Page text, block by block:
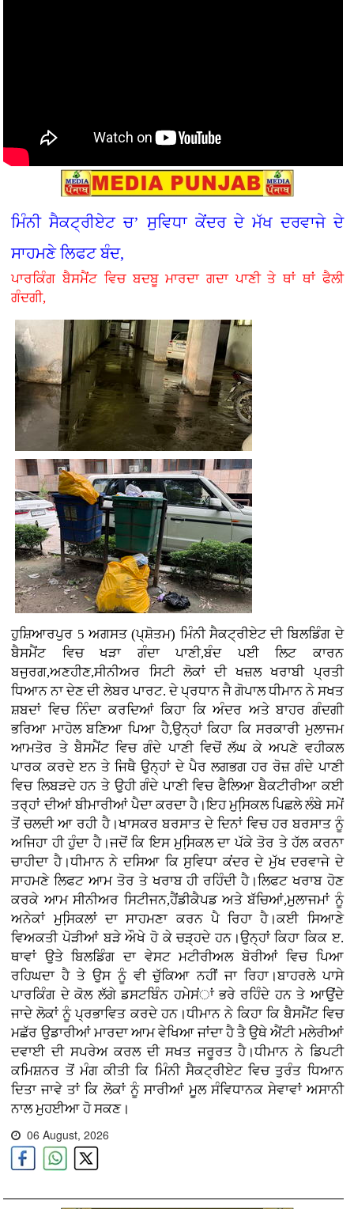
ਮਿੰਨੀ ਸੈਕਟ੍ਰੀਏਟ ਚ’ ਸੁਵਿਧਾ ਕੇਂਦਰ ਦੇ ਮੱਖ ਦਰਵਾਜੇ ਦੇ
ਸਾਹਮਣੇ ਲਿਫਟ ਬੰਦ,
ਪਾਰਕਿੰਗ ਬੈਸਮੈਂਟ ਵਿਚ ਬਦਬੂ ਮਾਰਦਾ ਗਦਾ ਪਾਣੀ ਤੇ ਥਾਂ ਥਾਂ ਫੈਲੀ
ਗੰਦਗੀ,
ਹੁਸ਼ਿਆਰਪੁਰ 5 ਅਗਸਤ (ਪ੍ਸ਼ੋਤਮ) ਮਿੰਨੀ ਸੈਕਟ੍ਰੀਏਟ ਦੀ ਬਿਲਡਿੰਗ ਦੇ
ਬੈਸਮੈਂਟ ਵਿਚ ਖੜਾ ਗੰਦਾ ਪਾਣੀ,ਬੰਦ ਪਈ ਲਿਟ ਕਾਰਨ
ਬਜੁਰਗ,ਅਣਹੀਣ,ਸੀਨੀਅਰ ਸਿਟੀ ਲੋਕਾਂ ਦੀ ਖਜ਼ਲ ਖਰਾਬੀ ਪ੍ਰਤੀ
ਧਿਆਨ ਨਾ ਦੇਣ ਦੀ ਲੇਬਰ ਪਾਰਟ. ਦੇ ਪ੍ਰਧਾਨ ਜੈ ਗੋਪਾਲ ਧੀਮਾਨ ਨੇ ਸਖਤ
ਸ਼ਬਦਾਂ ਵਿਚ ਨਿੰਦਾ ਕਰਦਿਆਂ ਕਿਹਾ ਕਿ ਅੰਦਰ ਅਤੇ ਬਾਹਰ ਗੰਦਗੀ
ਭਰਿਆ ਮਾਹੋਲ ਬਣਿਆ ਪਿਆ ਹੈ,ਉਨ੍ਹਾਂ ਕਿਹਾ ਕਿ ਸਰਕਾਰੀ ਮੁਲਾਜਮ
ਆਮਤੋਰ ਤੇ ਬੈਸਮੈਂਟ ਵਿਚ ਗੰਦੇ ਪਾਣੀ ਵਿਚੋਂ ਲੱਘ ਕੇ ਅਪਣੇ ਵਹੀਕਲ
ਪਾਰਕ ਕਰਦੇ ੲਨ ਤੇ ਜਿਥੈ ਉਨ੍ਹਾਂ ਦੇ ਪੈਰ ਲਗਭਗ ਹਰ ਰੋਜ਼ ਗੰਦੇ ਪਾਣੀ
ਵਿਚ ਲਿਬੜਦੇ ਹਨ ਤੇ ਉਹੀ ਗੰਦੇ ਪਾਣੀ ਵਿਚ ਫੈਲਿਆ ਬੈਕਟੀਰੀਆ ਕਈ
ਤਰ੍ਹਾਂ ਦੀਆਂ ਬੀਮਾਰੀਆਂ ਪੈਦਾ ਕਰਦਾ ਹੈ।ਇਹ ਮੁਸਿ਼ਕਲ ਪਿਛਲੇ ਲੰਬੇ ਸਮੇਂ
ਤੋਂ ਚਲਦੀ ਆ ਰਹੀ ਹੈ।ਖਾਸਕਰ ਬਰਸਾਤ ਦੇ ਦਿਨਾਂ ਵਿਚ ਹਰ ਬਰਸਾਤ ਨੂੰ
ਅਜਿਹਾ ਹੀ ਹੁੰਦਾ ਹੈ।ਜਦੋਂ ਕਿ ਇਸ ਮੁਸਿ਼ਕਲ ਦਾ ਪੱਕੇ ਤੋਰ ਤੇ ਹੱਲ ਕਰਨਾ
ਚਾਹੀਦਾ ਹੈ।ਧੀਮਾਨ ਨੇ ਦਸਿਆ ਕਿ ਸੁਵਿਧਾ ਕਂਦਰ ਦੇ ਮੁੱਖ ਦਰਵਾਜੇ ਦੇ
ਸਾਹਮਣੇ ਲਿਫਟ ਆਮ ਤੋਰ ਤੇ ਖਰਾਬ ਹੀ ਰਹਿੰਦੀ ਹੈ।ਲਿਫਟ ਖਰਾਬ ਹੋਣ
ਕਰਕੇ ਆਮ ਸੀਨੀਅਰ ਸਿਟੀਜਨ,ਹੈਂਡੀਕੈਪਡ ਅਤੇ ਬੱਚਿਆਂ,ਮੁਲਾਜਮਾਂ ਨੂੰ
ਅਨੇਕਾਂ ਮੁਸਿ਼ਕਲਾਂ ਦਾ ਸਾਹਮਣਾ ਕਰਨ ਪੈ ਰਿਹਾ ਹੈ।ਕਈ ਸਿਆਣੇ
ਵਿਅਕਤੀ ਪੋੜੀਆਂ ਬੜੇ ਔਖੇ ਹੋ ਕੇ ਚੜ੍ਹਦੇ ਹਨ।ਉਨ੍ਹਾਂ ਕਿਹਾ ਕਿਕ ੲ.
ਥਾਵਾਂ ਉਤੇ ਬਿਲਡਿੰਗ ਦਾ ਵੇਸਟ ਮਟੀਰੀਅਲ ਬੋਰੀਆਂ ਵਿਚ ਪਿਆ
ਰਹਿਘਦਾ ਹੈ ਤੇ ਉਸ ਨੂੰ ਵੀ ਚੁੱਕਿਆ ਨਹੀਂ ਜਾ ਰਿਹਾ।ਬਾਹਰਲੇ ਪਾਸੇ
ਪਾਰਕਿੰਗ ਦੇ ਕੋਲ ਲੱਗੇ ਡਸਟਬਿੰਨ ਹਮੇਸਂਾਂ ਭਰੇ ਰਹਿੰਦੇ ਹਨ ਤੇ ਆਉਂਦੇ
ਜਾਦੇ ਲੋਕਾਂ ਨੂੰ ਪ੍ਰਭਾਵਿਤ ਕਰਦੇ ਹਨ।ਧੀਮਾਨ ਨੇ ਕਿਹਾ ਕਿ ਬੈਸਮੈਂਟ ਵਿਚ
ਮਛੱਰ ਉਡਾਰੀਆਂ ਮਾਰਦਾ ਆਮ ਵੇਖਿਆ ਜਾਂਦਾ ਹੈ ਤੈ ਉਥੇ ਐਂਟੀ ਮਲੇਰੀਆਂ
ਦਵਾਈ ਦੀ ਸਪਰੇਅ ਕਰਲ ਦੀ ਸਖਤ ਜਰੂਰਤ ਹੈ।ਧੀਮਾਨ ਨੇ ਡਿਪਟੀ
ਕਮਿਸ਼ਨਰ ਤੋਂ ਮੰਗ ਕੀਤੀ ਕਿ ਮਿੰਨੀ ਸੈਕਟ੍ਰੀਏਟ ਵਿਚ ਤੁਰੰਤ ਧਿਆਨ
ਦਿਤਾ ਜਾਵੇ ਤਾਂ ਕਿ ਲੋਕਾਂ ਨੂੰ ਸਾਰੀਆਂ ਮੂਲ ਸੰਵਿਧਾਨਕ ਸੇਵਾਵਾਂ ਅਸਾਨੀ
ਨਾਲ ਮੁਹਈਆ ਹੋ ਸਕਣ।
06 August, 2026